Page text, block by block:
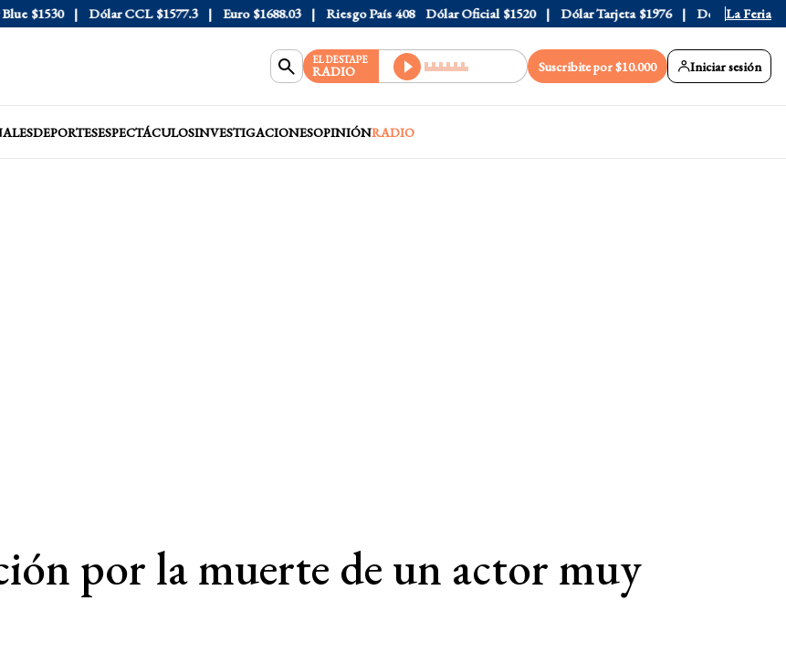
$1530 Dólar CCL $1577.3 Euro $1688.03 Riesgo País 408 Dólar Oficial $1520 Dólar Tarjeta $1976 Dólar Blue $1530
La Feria
EL DESTAPE
RADIO Suscribite por $10.000 Iniciar sesión
DEPORTESESPECTÁCULOSINVESTIGACIONESOPINIÓNRADIO
por la muerte de un actor muy